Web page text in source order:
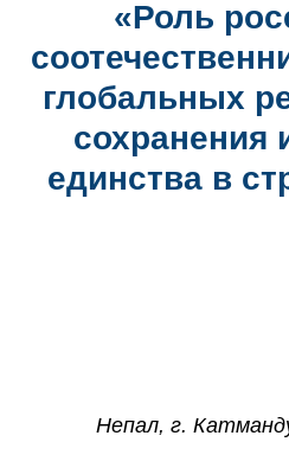
«Роль
глобальных
сохранения
единства в
Непал, г.